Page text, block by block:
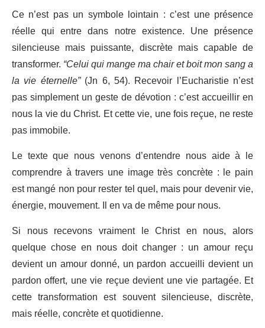
Ce n’est pas un symbole lointain : c’est une présence
réelle qui entre dans notre existence. Une présence
silencieuse mais puissante, discrète mais capable de
transformer.“Celui qui mange ma chair et boit mon sang a
la vie éternelle”(Jn 6, 54). Recevoir l’Eucharistie n’est
pas simplement un geste de dévotion : c’est accueillir en
nous la vie du Christ. Et cette vie, une fois reçue, ne reste
pas immobile.
Le texte que nous venons d’entendre nous aide à le
comprendre à travers une image très concrète : le pain
est mangé non pour rester tel quel, mais pour devenir vie,
énergie, mouvement. Il en va de même pour nous.
Si nous recevons vraiment le Christ en nous, alors
quelque chose en nous doit changer : un amour reçu
devient un amour donné, un pardon accueilli devient un
pardon offert, une vie reçue devient une vie partagée. Et
cette transformation est souvent silencieuse, discrète,
mais réelle, concrète et quotidienne.